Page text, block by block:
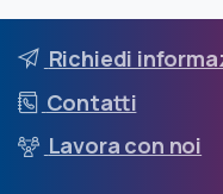
Richiedi
Contatti
Lavora con noi